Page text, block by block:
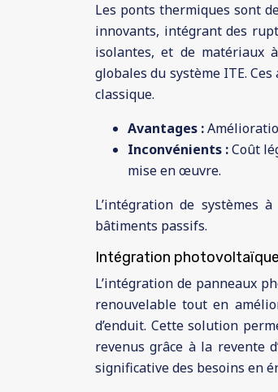
Les ponts thermiques sont
innovants, intégrant des
isolantes, et de matériaux
globales du système ITE.
classique.
Avantages :
Inconvénients :Coût
mise en œuvre.
L’intégration de systèmes
bâtiments passifs.
Intégration photovoltaïque
L’intégration de panneaux
renouvelable tout en
d’enduit. Cette solution
revenus grâce à la revente
significative des besoins en